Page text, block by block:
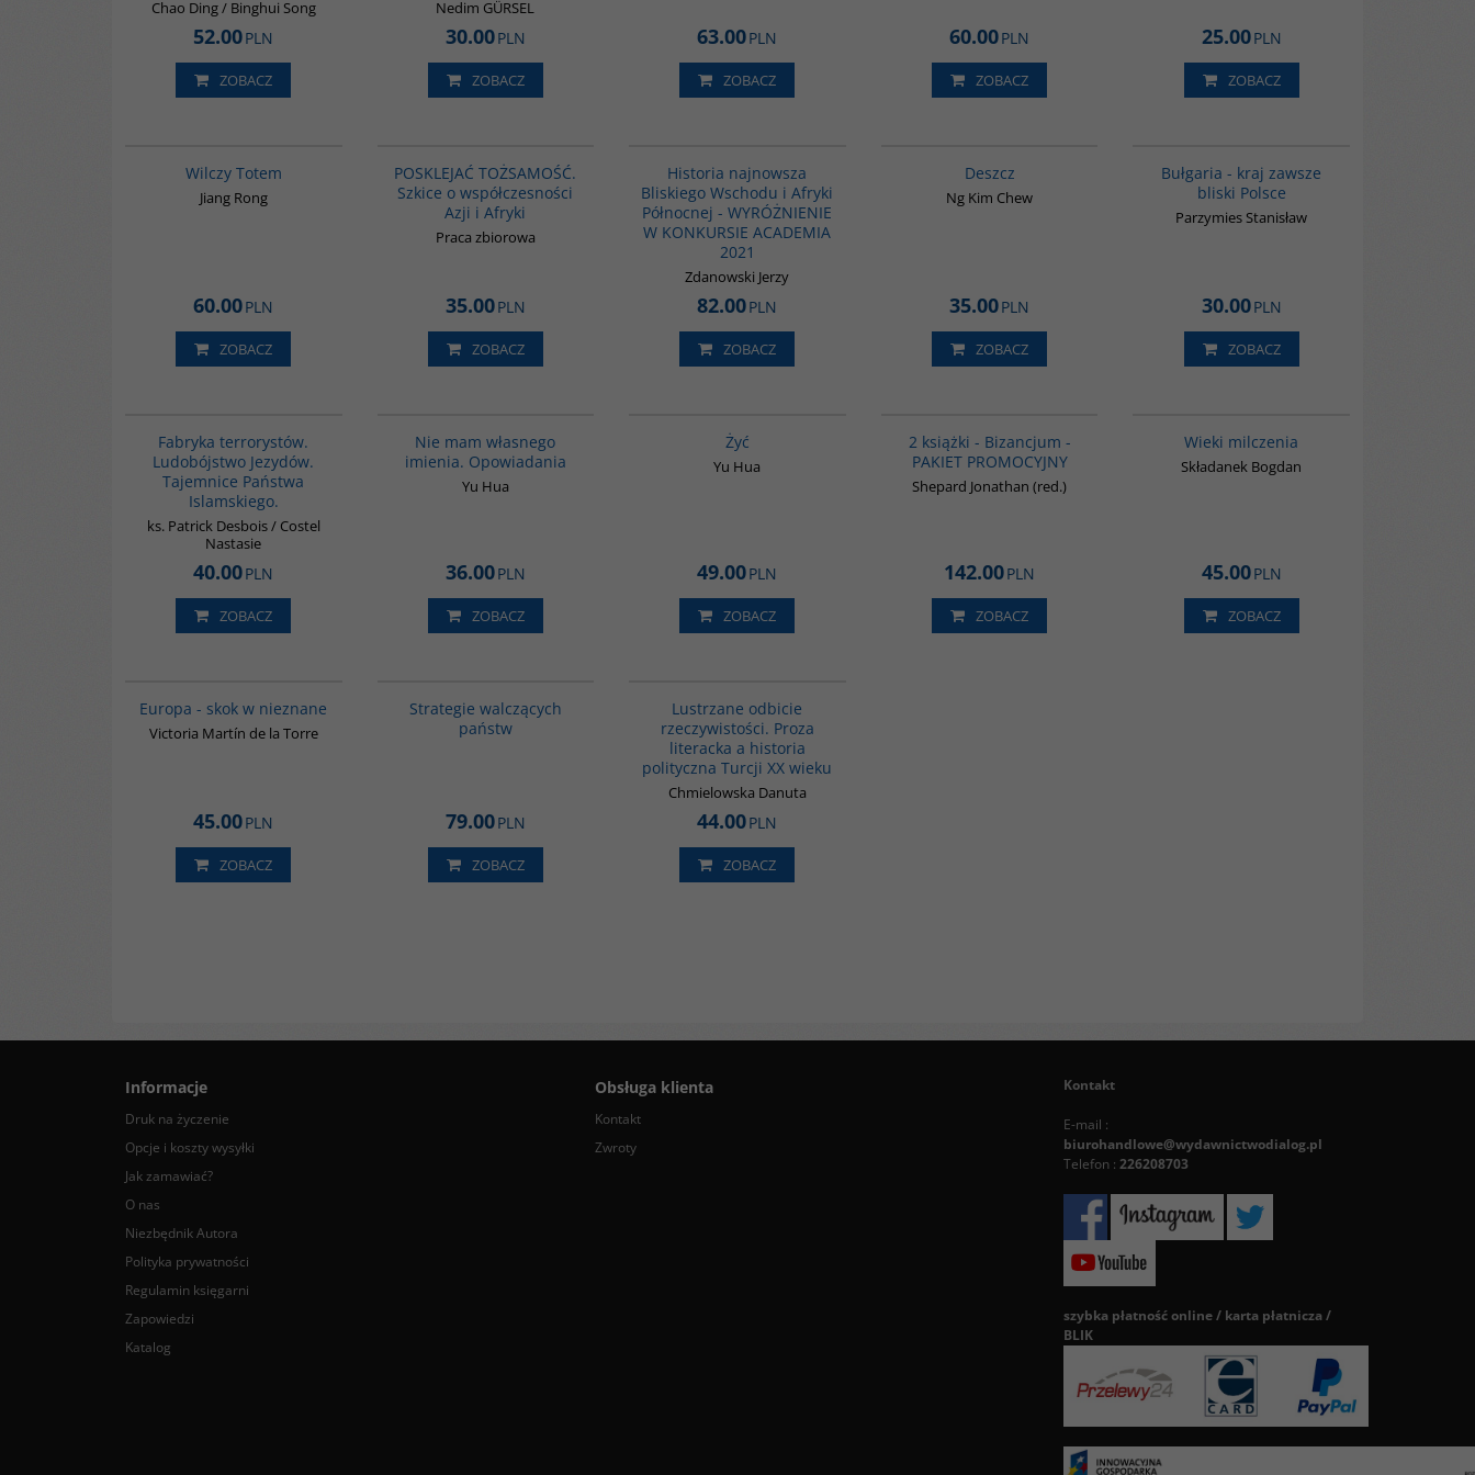
Chao Ding / Binghui Song
52.00PLN
ZOBACZ
Nedim GÜRSEL
30.00PLN
ZOBACZ
63.00PLN
ZOBACZ
60.00PLN
ZOBACZ
25.00PLN
ZOBACZ
Wilczy Totem
Jiang Rong
60.00PLN
ZOBACZ
POSKLEJAĆ TOŻSAMOŚĆ.
Szkice o współczesności
Azji i Afryki
Praca zbiorowa
35.00PLN
ZOBACZ
Historia najnowsza
Bliskiego Wschodu i Afryki
Północnej - WYRÓŻNIENIE
W KONKURSIE ACADEMIA
2021
Zdanowski Jerzy
82.00PLN
ZOBACZ
Deszcz
Ng Kim Chew
35.00PLN
ZOBACZ
Bułgaria - kraj zawsze
bliski Polsce
Parzymies Stanisław
30.00PLN
ZOBACZ
Fabryka terrorystów.
Ludobójstwo Jezydów.
Tajemnice Państwa
Islamskiego.
ks. Patrick Desbois / Costel
Nastasie
40.00PLN
ZOBACZ
Nie mam własnego
imienia. Opowiadania
Yu Hua
36.00PLN
ZOBACZ
Żyć
Yu Hua
49.00PLN
ZOBACZ
2 książki - Bizancjum -
PAKIET PROMOCYJNY
Shepard Jonathan (red.)
142.00PLN
ZOBACZ
Wieki milczenia
Składanek Bogdan
45.00PLN
ZOBACZ
Europa - skok w nieznane
Victoria Martín de la Torre
45.00PLN
ZOBACZ
Strategie walczących
państw
79.00PLN
ZOBACZ
Lustrzane odbicie
rzeczywistości. Proza
literacka a historia
polityczna Turcji XX wieku
Chmielowska Danuta
44.00PLN
ZOBACZ
Informacje
Druk na życzenie
Opcje i koszty wysyłki
Jak zamawiać?
O nas
Niezbędnik Autora
Polityka prywatności
Regulamin księgarni
Zapowiedzi
Katalog
Obsługa klienta
Kontakt
Zwroty
Kontakt
E-mail :
biurohandlowe@wydawnictwodialog.pl
Telefon : 226208703
szybka płatność online / karta płatnicza /
BLIK